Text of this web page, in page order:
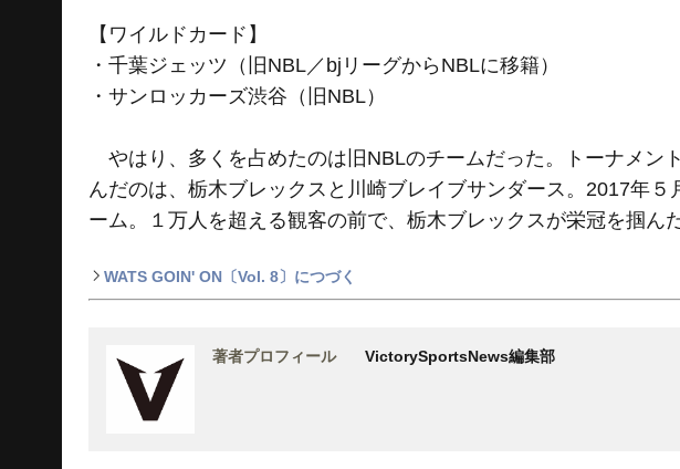
【ワイルドカード】
・千葉ジェッツ（旧NBL／bjリーグからNBLに移籍）
・サンロッカーズ渋谷（旧NBL）
やはり、多くを占めたのは旧NBLのチームだった。トーナメン
んだのは、栃木ブレックスと川崎ブレイブサンダース。2017年
ーム。１万人を超える観客の前で、栃木ブレックスが栄冠を掴ん
WATS GOIN' ON〔Vol. 8〕につづく
著者プロフィール VictorySportsNews編集部